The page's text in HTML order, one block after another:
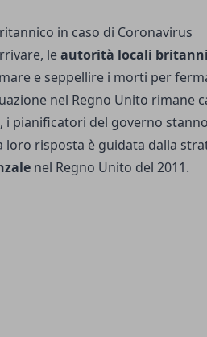
in caso di Coronavirus
leautorità locali
e seppellire i morti per
nel Regno Unito rimane
i pianificatori del governo
loro risposta è guidata dalla
nel Regno Unito del 2011.